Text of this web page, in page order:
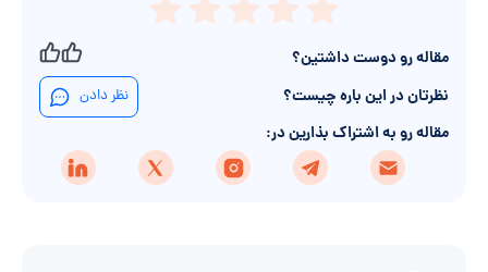
مقاله رو دوست داشتین؟
نظرتان در این باره چیست؟
نظر دادن
مقاله رو به اشتراک بذارین در: